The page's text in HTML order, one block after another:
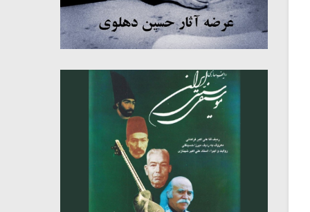
میکلوش روژا